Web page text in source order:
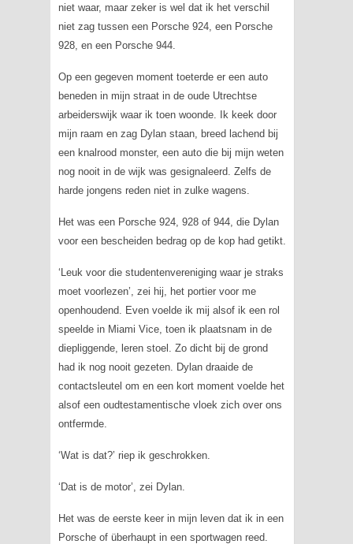
niet waar, maar zeker is wel dat ik het verschil
niet zag tussen een Porsche 924, een Porsche
928, en een Porsche 944.
Op een gegeven moment toeterde er een auto
beneden in mijn straat in de oude Utrechtse
arbeiderswijk waar ik toen woonde. Ik keek door
mijn raam en zag Dylan staan, breed lachend bij
een knalrood monster, een auto die bij mijn weten
nog nooit in de wijk was gesignaleerd. Zelfs de
harde jongens reden niet in zulke wagens.
Het was een Porsche 924, 928 of 944, die Dylan
voor een bescheiden bedrag op de kop had getikt.
‘Leuk voor die studentenvereniging waar je straks
moet voorlezen’, zei hij, het portier voor me
openhoudend. Even voelde ik mij alsof ik een rol
speelde in Miami Vice, toen ik plaatsnam in de
diepliggende, leren stoel. Zo dicht bij de grond
had ik nog nooit gezeten. Dylan draaide de
contactsleutel om en een kort moment voelde het
alsof een oudtestamentische vloek zich over ons
ontfermde.
‘Wat is dat?’ riep ik geschrokken.
‘Dat is de motor’, zei Dylan.
Het was de eerste keer in mijn leven dat ik in een
Porsche of überhaupt in een sportwagen reed.